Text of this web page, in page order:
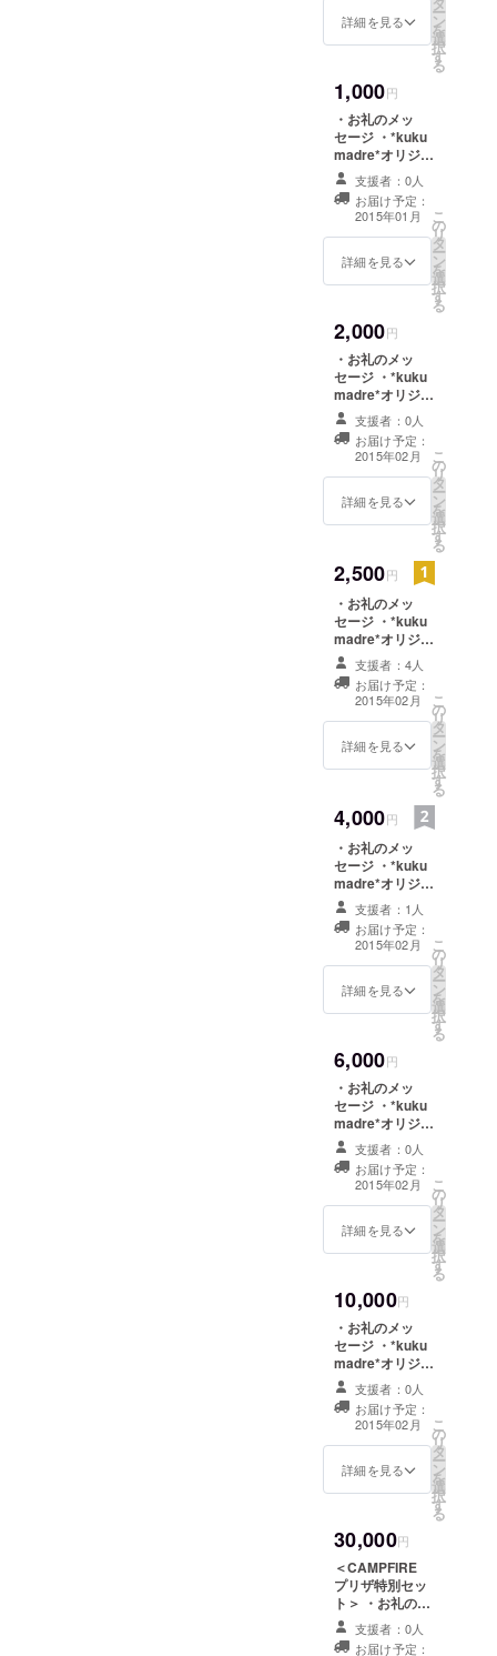
うに頑張り
しくお願い
詳細を見る ー
ン
を
選
択
す
る
1,000円
・お礼のメッ
セージ ・*kuku
madre*オリジナ
ルポストカード
10枚セット
支援者：0人
お届け予定：
2015年01月
詳細を見る
こ
の
リ
タ
ー
ン
を
選
択
す
る
2,000円
・お礼のメッ
セージ ・*kuku
madre*オリジナ
ルポストカード
10枚セット ・ド
ライフラワー紫
陽花シンプル
リース13cm
支援者：0人
お届け予定：
2015年02月
詳細を見る
こ
の
リ
タ
ー
ン
を
選
択
す
る
2,500円
・お礼のメッ
セージ ・*kuku
madre*オリジナ
ルポストカード
10枚セット ・ド
ライフラワー紫
陽花華やかリー
ス13cm
支援者：4人
お届け予定：
2015年02月
詳細を見る
こ
の
リ
タ
ー
ン
を
選
択
す
る
4,000円
・お礼のメッ
セージ ・*kuku
madre*オリジナ
ルポストカード
10枚セット ・プ
リザーブドフラ
ワーアレンジ
SSサイズ
支援者：1人
お届け予定：
2015年02月
詳細を見る
こ
の
リ
タ
ー
ン
を
選
択
す
る
6,000円
・お礼のメッ
セージ ・*kuku
madre*オリジナ
ルポストカード
10枚セット ・プ
リザーブドフラ
ワーアレンジ
Sサイズ
支援者：0人
お届け予定：
2015年02月
詳細を見る
こ
の
リ
タ
ー
ン
を
選
択
す
る
10,000円
・お礼のメッ
セージ ・*kuku
madre*オリジナ
ルポストカード
10枚セット ・プ
リザーブドフラ
ワーアレンジ
Mサイズ
支援者：0人
お届け予定：
2015年02月
詳細を見る
こ
の
リ
タ
ー
ン
を
選
択
す
る
30,000円
＜CAMPFIRE
プリザ特別セッ
ト＞ ・お礼の
メッセージ ・
*kuku madre*
支援者：0人
お届け予定：